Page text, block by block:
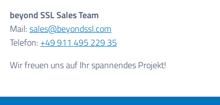
beyond SSL Sales Team
Mail:sales@beyondssl.com
Telefon: +49 911 495 229 35
Wir freuen uns auf Ihr spannendes Projekt!